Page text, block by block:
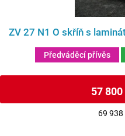
ZV 27 N1 O skříň s
Předváděcí přívěs
57
69 938